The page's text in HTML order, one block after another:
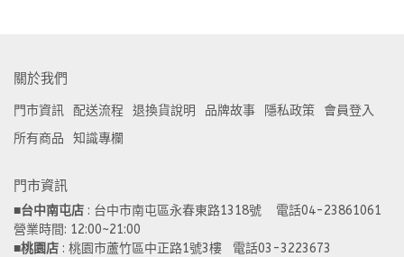
關於我們
門市資訊 配送流程 退換貨說明 品牌故事 隱私政策
會員登入
所有商品
知識專欄
門市資訊
■台中南屯店 : 台中市南屯區永春東路1318號    電話04-23861061
營業時間: 12:00~21:00
■桃園店 : 桃園市蘆竹區中正路1號3樓   電話03-3223673